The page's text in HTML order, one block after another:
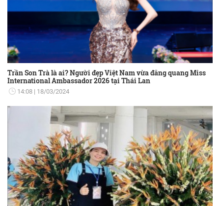
Trần Son Trà là ai? Người đẹp Việt Nam vừa đăng quang Miss
International Ambassador 2026 tại Thái Lan
14:08 18/03/2024